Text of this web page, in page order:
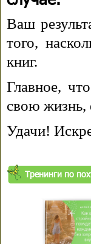
Ваш
того,
книг.
Главное,
свою жизнь,
Удачи!
Тренинги по